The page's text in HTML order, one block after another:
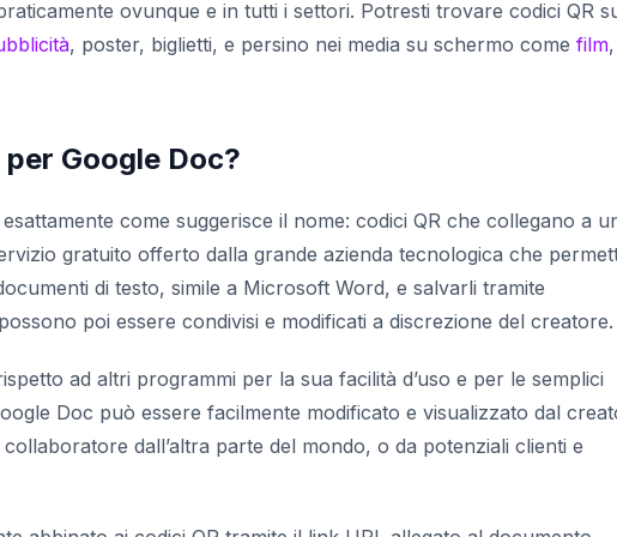
ovunque e in tutti i settori. Potresti trovare codici QR
, poster, biglietti, e persino nei media su schermo come film,
Google Doc?
come suggerisce il nome: codici QR che collegano a
gratuito offerto dalla grande azienda tecnologica che
di testo, simile a Microsoft Word, e salvarli tramite
poi essere condivisi e modificati a discrezione del creatore.
ad altri programmi per la sua facilità d’uso e per le semplici
Doc può essere facilmente modificato e visualizzato dal
dall’altra parte del mondo, o da potenziali clienti e